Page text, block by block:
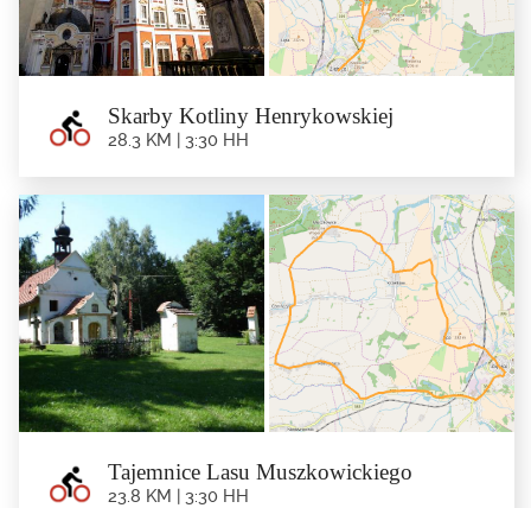
Skarby Kotliny Henrykowskiej
28.3 KM | 3:30 HH
Skarby Kotliny Henrykowskiej
28.3 km | 3:30 hh
Trasa: Ziębice – Nowy Dwór – Henryków – Skalice – Jasienica...
Tajemnice Lasu Muszkowickiego
23.8 KM | 3:30 HH